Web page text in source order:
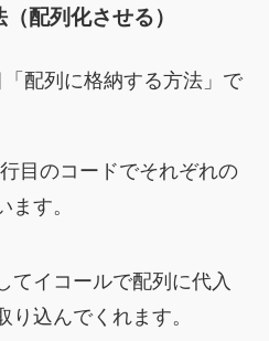
配列化させる）
配列に格納する方法」で
目のコードでそれぞれの
す。
てイコールで配列に代入
込んでくれます。